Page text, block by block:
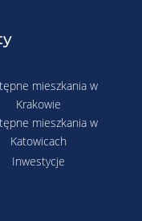
mieszkania w
Krakowie
mieszkania w
Katowicach
Inwestycje